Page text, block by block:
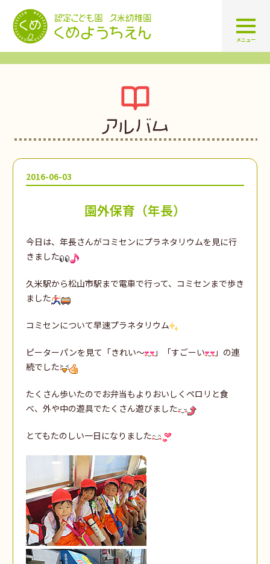
認定こども園 学校法人久米幼
メニュー
アルバム
2016-06-03
園外保育（年長）
今日は、年長さんがコミセンにプラネタリウムを見に行
きました
久米駅から松山市駅まで電車で行って、コミセンまで歩き
ました
コミセンについて早速プラネタリウム
ピーターパンを見て「きれい～ 」「すごーい
」の連
続でした
たくさん歩いたのでお弁当もよりおいしくペロリと食
べ、外や中の遊具でたくさん遊びました
とてもたのしい一日になりました